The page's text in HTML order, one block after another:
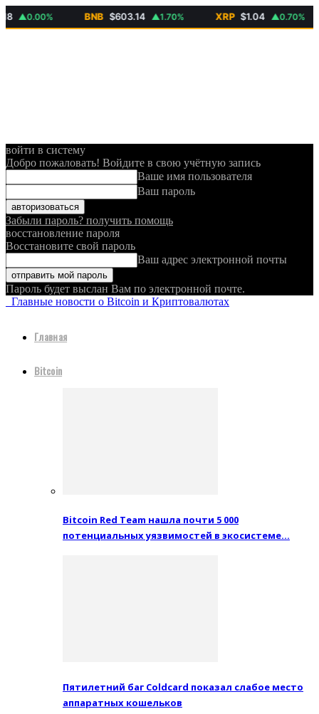
$603.14 ▲1.70% $1.04 ▲0.70%
войти в систему
Добро пожаловать! Войдите в свою учётную запись
Ваше имя пользователя
Ваш пароль
Забыли пароль? получить помощь
восстановление пароля
Восстановите свой пароль
Ваш адрес электронной почты
Пароль будет выслан Вам по электронной почте.
Главные новости о Bitcoin и Криптовалютах
Главная
Bitcoin
Bitcoin Red Team нашла почти 5 000
потенциальных уязвимостей в экосистеме…
Пятилетний баг Coldcard показал слабое место
аппаратных кошельков